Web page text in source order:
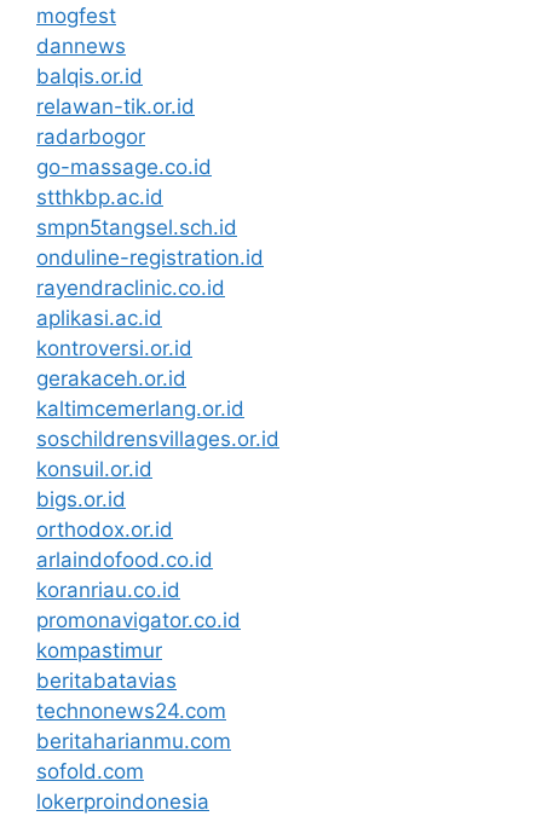
mogfest
dannews
balqis.or.id
relawan-tik.or.id
radarbogor
go-massage.co.id
stthkbp.ac.id
smpn5tangsel.sch.id
onduline-registration.id
rayendraclinic.co.id
aplikasi.ac.id
kontroversi.or.id
gerakaceh.or.id
kaltimcemerlang.or.id
soschildrensvillages.or.id
konsuil.or.id
bigs.or.id
orthodox.or.id
arlaindofood.co.id
koranriau.co.id
promonavigator.co.id
kompastimur
beritabatavias
technonews24.com
beritaharianmu.com
sofold.com
lokerproindonesia